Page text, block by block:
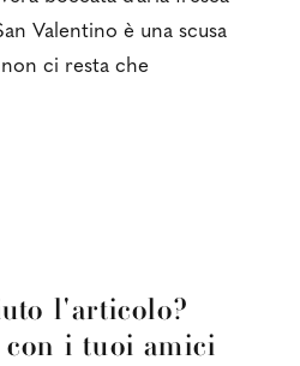
Valentino è una scusa
ci resta che
l'articolo?
i tuoi amici